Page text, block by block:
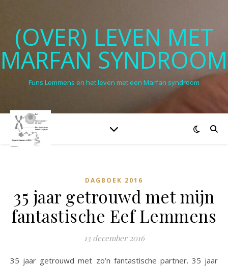
(OVER) LEVEN MET
MARFAN SYNDROOM
Funs Lemmens en het leven met een Marfan syndroom
DAGBOEK 2016
35 jaar getrouwd met mijn
fantastische Eef Lemmens
13 december 2016
35 jaar getrouwd met zo’n fantastische partner. 35 jaar